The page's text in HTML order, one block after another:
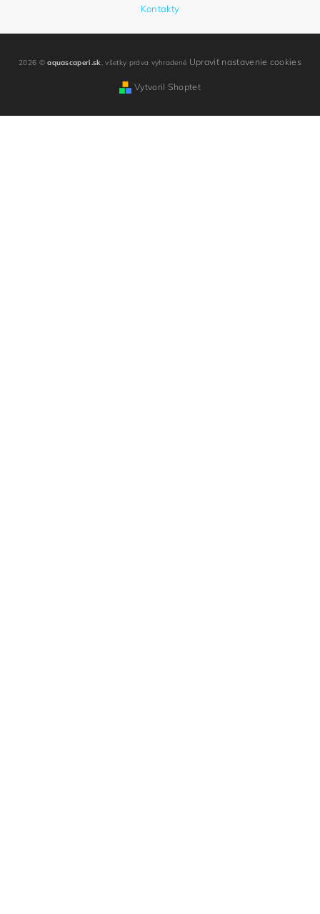
Kontakty
2026 ©aquascaperi.sk, všetky práva vyhradené Upraviť nastavenie cookies
Vytvoril Shoptet